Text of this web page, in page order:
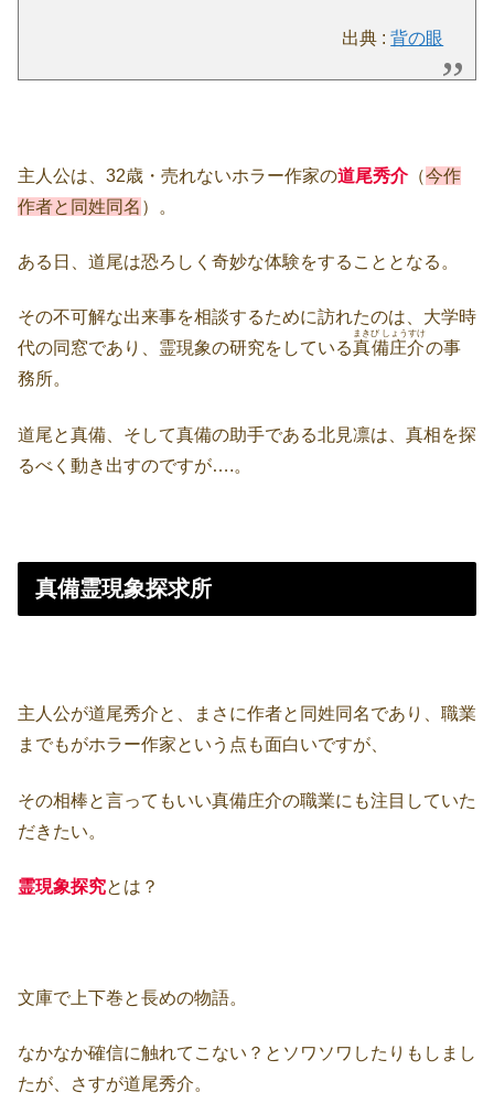
出典 :背の眼
主人公は、32歳・売れないホラー作家の道尾秀介（今作
作者と同姓同名 ）。
ある日、道尾は恐ろしく奇妙な体験をすることとなる。
その不可解な出来事を相談するために訪れたのは、大学時
代の同窓であり、霊現象の研究をしている真備庄介
まきび しょうすけ
の事
務所。
道尾と真備、そして真備の助手である北見凛は、真相を探
るべく動き出すのですが….。
真備霊現象探求所
主人公が道尾秀介と、まさに作者と同姓同名であり、職業
までもがホラー作家という点も面白いですが、
その相棒と言ってもいい真備庄介の職業にも注目していた
だきたい。
霊現象探究とは？
文庫で上下巻と長めの物語。
なかなか確信に触れてこない？とソワソワしたりもしまし
たが、さすが道尾秀介。